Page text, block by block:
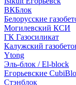
ВКБлок
Белорусские
Могилевский КСИ
ГК Газосиликат
Калужский
Ytong
Эль-блок / El-block
Егорьевские
Стэнблок